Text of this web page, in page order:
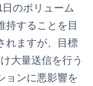
のボリューム
持することを目
れますが、目標
大量送信を行う
ョンに悪影響を